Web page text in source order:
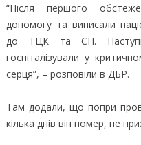
“Після першого
допомогу та виписали
до ТЦК та СП.
госпіталізували у
серця”, – розповіли в ДБР.
Там додали, що попри
кілька днів він помер, не